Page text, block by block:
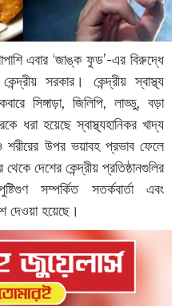
এবার ‘জাঙ্ক ফুড’-এর বিরুদ্ধে
সরকার। কেন্দ্রীয় স্বাস্থ্য
সিঙ্গাড়া, জিলিপি, লাড্ডু, বড়া
ধরা হয়েছে স্বাস্থ্যহানিকর খাদ্য
উপর ভয়াবহ প্রভাব ফেলে
দেশের কেন্দ্রীয় প্রতিষ্ঠানগুলির
সম্পর্কিত সতর্কবার্তা এবং
দেওয়া হয়েছে।